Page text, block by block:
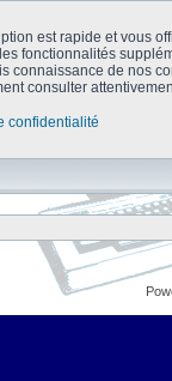
est rapide et vous
fonctionnalités
connaissance de nos
consulter
confidentialité